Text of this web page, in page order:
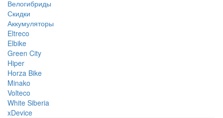
Велогибриды
Скидки
Аккумуляторы
Eltreco
Elbike
Green City
Hiper
Horza Bike
Minako
Volteco
White Siberia
xDevice